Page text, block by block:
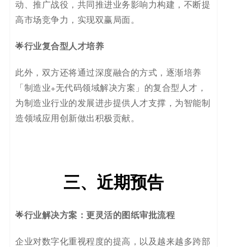
动、推广战役，共同推进业务影响力构建，不断提
高市场竞争力，实现双赢局面。
🌟行业复合型人才培养
此外，双方还将通过深度融合的方式，逐渐培养
「制造业+无代码领域解决方案」的复合型人才，
为制造业行业的发展进步提供人才支撑，为智能制
造领域应用创新做出积极贡献。
三、近期预告
🌟行业解决方案：更灵活的图纸审批流程
企业对数字化重视程度的提高，以及越来越多跨部